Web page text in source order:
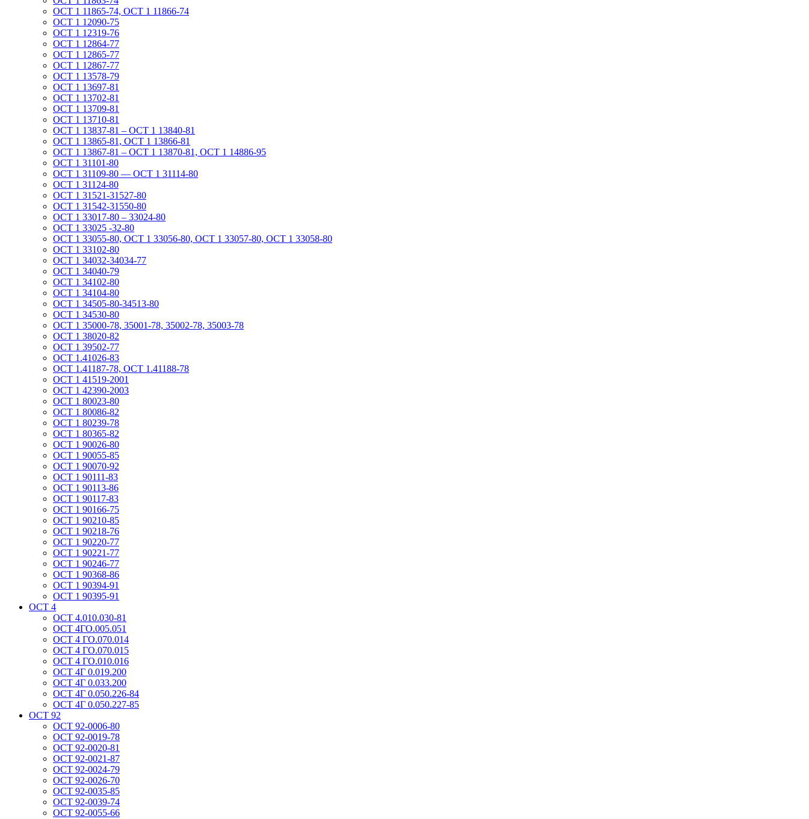
ОСТ 1 11865-74, ОСТ 1 11866-74
ОСТ 1 12090-75
ОСТ 1 12319-76
ОСТ 1 12864-77
ОСТ 1 12865-77
ОСТ 1 12867-77
ОСТ 1 13578-79
ОСТ 1 13697-81
ОСТ 1 13702-81
ОСТ 1 13709-81
ОСТ 1 13710-81
ОСТ 1 13837-81 – ОСТ 1 13840-81
ОСТ 1 13865-81, ОСТ 1 13866-81
ОСТ 1 13867-81 – ОСТ 1 13870-81, ОСТ 1 14886-95
ОСТ 1 31101-80
ОСТ 1 31109-80 — ОСТ 1 31114-80
ОСТ 1 31124-80
ОСТ 1 31521-31527-80
ОСТ 1 31542-31550-80
ОСТ 1 33017-80 – 33024-80
ОСТ 1 33025 -32-80
ОСТ 1 33055-80, ОСТ 1 33056-80, ОСТ 1 33057-80, ОСТ 1 33058-80
ОСТ 1 33102-80
ОСТ 1 34032-34034-77
ОСТ 1 34040-79
ОСТ 1 34102-80
ОСТ 1 34104-80
ОСТ 1 34505-80-34513-80
ОСТ 1 34530-80
ОСТ 1 35000-78, 35001-78, 35002-78, 35003-78
ОСТ 1 38020-82
ОСТ 1 39502-77
ОСТ 1.41026-83
ОСТ 1.41187-78, ОСТ 1.41188-78
ОСТ 1 41519-2001
ОСТ 1 42390-2003
ОСТ 1 80023-80
ОСТ 1 80086-82
ОСТ 1 80239-78
ОСТ 1 80365-82
ОСТ 1 90026-80
ОСТ 1 90055-85
ОСТ 1 90070-92
ОСТ 1 90111-83
ОСТ 1 90113-86
ОСТ 1 90117-83
ОСТ 1 90166-75
ОСТ 1 90210-85
ОСТ 1 90218-76
ОСТ 1 90220-77
ОСТ 1 90221-77
ОСТ 1 90246-77
ОСТ 1 90368-86
ОСТ 1 90394-91
ОСТ 1 90395-91
ОСТ 4
ОСТ 4.010.030-81
ОСТ 4ГО.005.051
ОСТ 4 ГО.070.014
ОСТ 4 ГО.070.015
ОСТ 4 ГО.010.016
ОСТ 4Г 0.019.200
ОСТ 4Г 0.033.200
ОСТ 4Г 0.050.226-84
ОСТ 4Г 0.050.227-85
ОСТ 92
ОСТ 92-0006-80
ОСТ 92-0019-78
ОСТ 92-0020-81
ОСТ 92-0021-87
ОСТ 92-0024-79
ОСТ 92-0026-70
ОСТ 92-0035-85
ОСТ 92-0039-74
ОСТ 92-0055-66